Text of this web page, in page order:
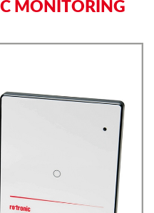
MONITORING